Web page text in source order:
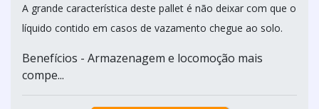
A grande característica deste pallet é não deixar com que o
líquido contido em casos de vazamento chegue ao solo.
Benefícios - Armazenagem e locomoção mais
compe...